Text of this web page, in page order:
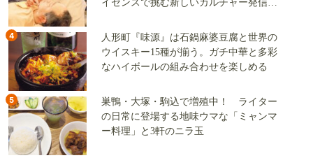
イセンスで挑む新しいカルチャー発信基
4
人形町『味源』は石鍋麻婆豆腐と世界の
ウイスキー15種が揃う。ガチ中華と多彩
なハイボールの組み合わせを楽しめる
5
巣鴨・大塚・駒込で増殖中！ ライター
の日常に登場する地味ウマな「ミャンマ
ー料理」と3軒のニラ玉